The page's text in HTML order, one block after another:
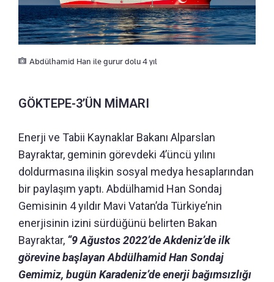
Abdülhamid Han ile gurur dolu 4 yıl
GÖKTEPE-3’ÜN MİMARI
Enerji ve Tabii Kaynaklar Bakanı Alparslan
Bayraktar, geminin görevdeki 4’üncü yılını
doldurmasına ilişkin sosyal medya hesaplarından
bir paylaşım yaptı. Abdülhamid Han Sondaj
Gemisinin 4 yıldır Mavi Vatan’da Türkiye’nin
enerjisinin izini sürdüğünü belirten Bakan
Bayraktar, “9 Ağustos 2022’de Akdeniz’de ilk
görevine başlayan Abdülhamid Han Sondaj
Gemimiz, bugün Karadeniz’de enerji bağımsızlığı